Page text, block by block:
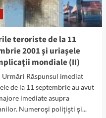
teroriste de la 11
2001 şi uriaşele
mondiale (II)
Urmări Răspunsul imediat
de la 11 septembrie au avut
imediate asupra
Numeroşi poliţişti şi...